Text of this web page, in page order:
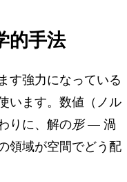
的手法
す強力になっている
います。数値（ノル
りに、解の形— 渦
領域が空間でどう配